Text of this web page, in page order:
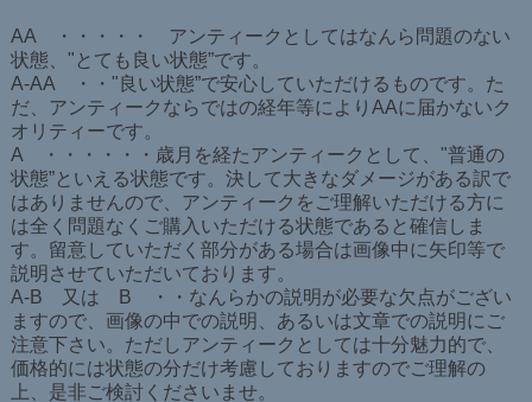
AA ・・・・・ アンティークとしてはなんら問題のない
状態、"とても良い状態”です。
A-AA ・・"良い状態”で安心していただけるものです。た
だ、アンティークならではの経年等によりAAに届かないク
オリティーです。
A ・・・・・・歳月を経たアンティークとして、"普通の
状態”といえる状態です。決して大きなダメージがある訳で
はありませんので、アンティークをご理解いただける方に
は全く問題なくご購入いただける状態であると確信しま
す。留意していただく部分がある場合は画像中に矢印等で
説明させていただいております。
A-B 又は B ・・なんらかの説明が必要な欠点がござい
ますので、画像の中での説明、あるいは文章での説明にご
注意下さい。ただしアンティークとしては十分魅力的で、
価格的には状態の分だけ考慮しておりますのでご理解の
上、是非ご検討くださいませ。